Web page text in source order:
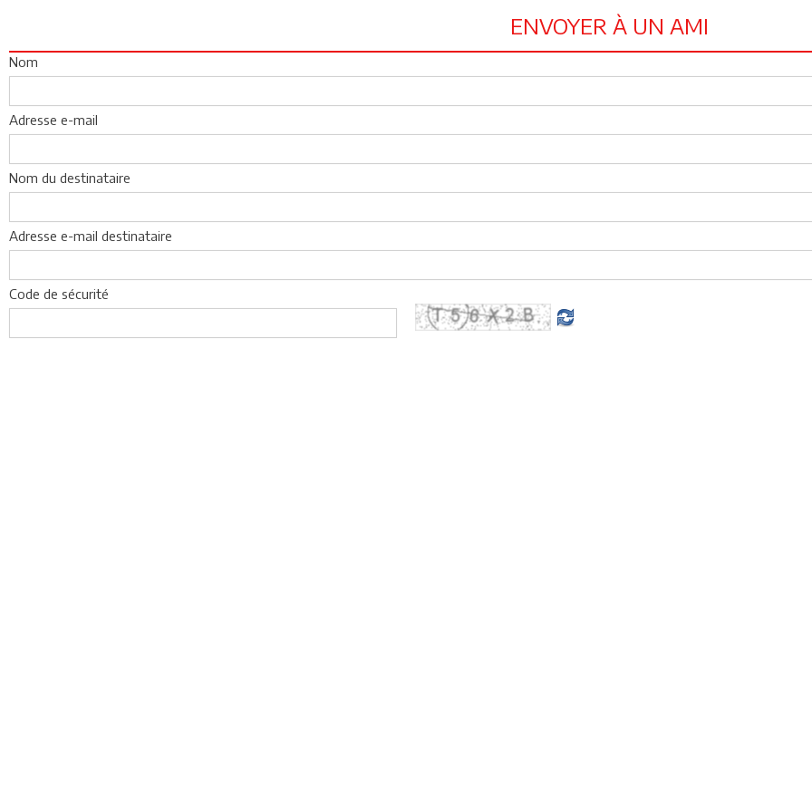
ENVOYER À UN AMI
Nom
Adresse e-mail
Nom du destinataire
Adresse e-mail destinataire
Code de sécurité